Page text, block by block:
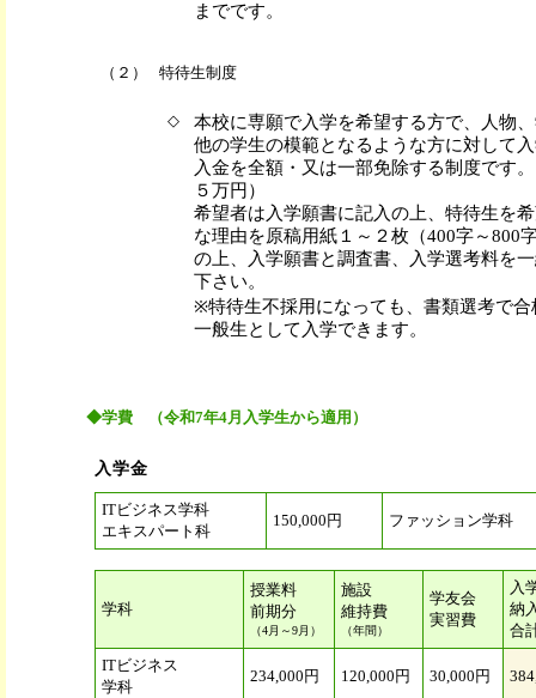
までです。
（２） 特待生制度
◇
本校に専願で入学を希望する方で、人物
他の学生の模範となるような方に対して
入金を全額・又は一部免除する制度です
５万円）
希望者は入学願書に記入の上、特待生を
な理由を原稿用紙１～２枚（400字～800
の上、入学願書と調査書、入学選考料を
下さい。
※特待生不採用になっても、書類選考で合
一般生として入学できます。
◆学費 （令和7年4月入学生から適用）
入学金
ITビジネス学科
エキスパート科
150,000円 ファッション学科
学科
授業料
前期分
（4月～9月）
施設
維持費
（年間）
学友会
実習費
入
納
合
ITビジネス
学科
234,000円 120,000円 30,000円